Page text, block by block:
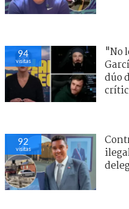
94
visitas
"No
dúo
92
visitas